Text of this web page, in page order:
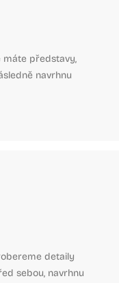
máte představy,
navrhnu
detaily
sebou, navrhnu